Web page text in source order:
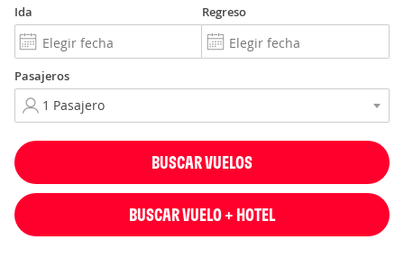
Ida Regreso
Pasajeros
BUSCAR VUELOS
BUSCAR VUELO + HOTEL